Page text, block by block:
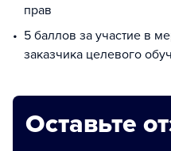
прав
5 баллов за участие в
заказчика целевого
Оставьте